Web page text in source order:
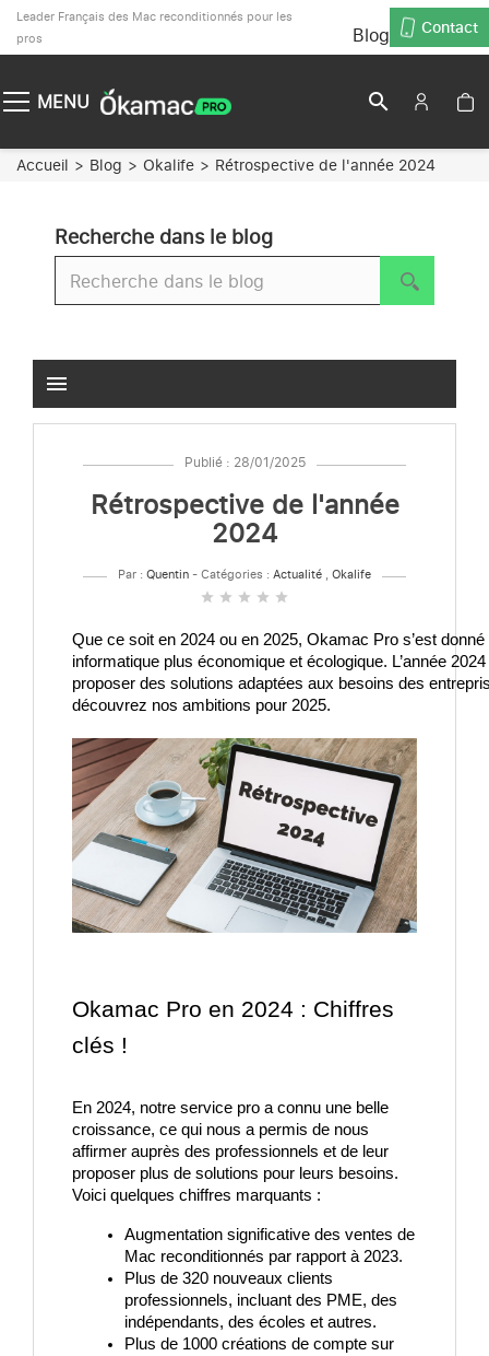
Leader Français des Mac reconditionnés pour les
pros
Blog Contact
search
MENU
Accueil Blog Okalife Rétrospective de l'année 2024
Recherche dans le blog
menu
Publié : 28/01/2025
Rétrospective de l'année
2024
Par : Quentin - Catégories : Actualité , Okalife
star star star star star
Que ce soit en 2024 ou en 2025, Okamac Pro s’est
informatique plus économique et écologique. L’année
proposer des solutions adaptées aux besoins des
découvrez nos ambitions pour 2025.
Okamac Pro en 2024 : Chiffres
clés !
En 2024, notre service pro a connu une belle
croissance, ce qui nous a permis de nous
affirmer auprès des professionnels et de leur
proposer plus de solutions pour leurs besoins.
Voici quelques chiffres marquants :
Augmentation significative des ventes de
Mac reconditionnés par rapport à 2023.
Plus de 320 nouveaux clients
professionnels, incluant des PME, des
indépendants, des écoles et autres.
Plus de 1000 créations de compte sur